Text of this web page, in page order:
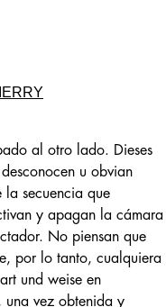
al otro lado. Dieses
u obvian
la secuencia que
y apagan la cámara
No piensan que
por lo tanto, cualquiera
und weise en
una vez obtenida y